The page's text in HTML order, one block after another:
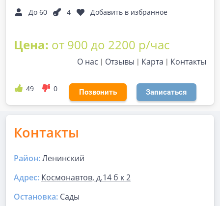
До 60 4 Добавить в избранное
Цена: от 900 до 2200 р/час
О нас Отзывы Карта Контакты
49 0 Позвонить Записаться
Контакты
Район:Ленинский
Адрес: Космонавтов, д.14 б к 2
Остановка: Сады